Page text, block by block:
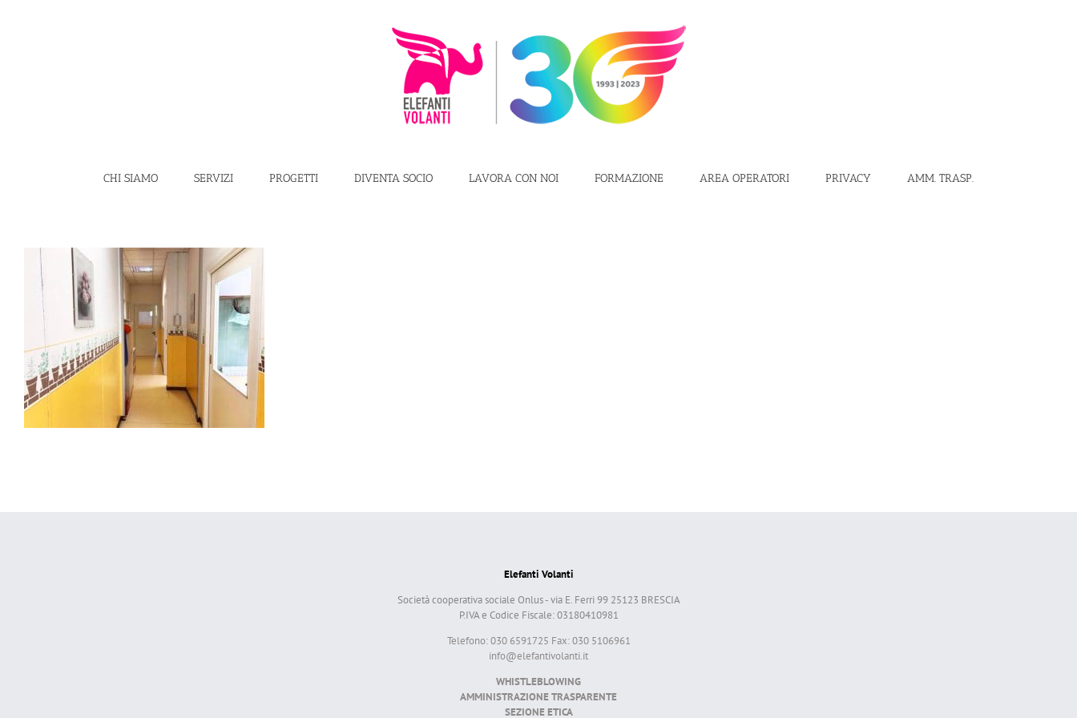
CHI SIAMO SERVIZI PROGETTI DIVENTA SOCIO LAVORA CON NOI FORMAZIONE AREA OPERATORI PRIVACY AMM. TRASP.
Elefanti Volanti
Società cooperativa sociale Onlus - via E. Ferri 99 25123 BRESCIA
P.IVA e Codice Fiscale: 03180410981
Telefono: 030 6591725 Fax: 030 5106961
info@elefantivolanti.it
WHISTLEBLOWING
AMMINISTRAZIONE TRASPARENTE
SEZIONE ETICA